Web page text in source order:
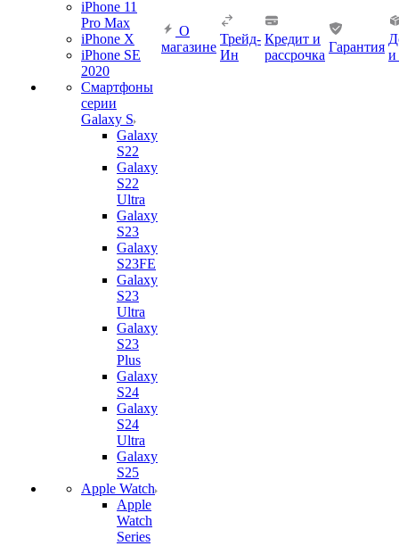
iPhone 11
Pro Max
iPhone X
iPhone SE
2020
Смартфоны
серии
Galaxy S
Galaxy
S22
Galaxy
S22
Ultra
Galaxy
S23
Galaxy
S23FE
Galaxy
S23
Ultra
Galaxy
S23
Plus
Galaxy
S24
Galaxy
S24
Ultra
Galaxy
S25
Apple Watch
Apple
Watch
Series
О
магазине
Трейд-
Ин
Кредит и
рассрочка
Гарантия
и